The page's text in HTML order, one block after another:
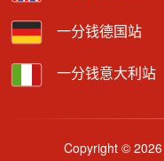
一分钱德国站
一分钱意大利站
Copyright ©